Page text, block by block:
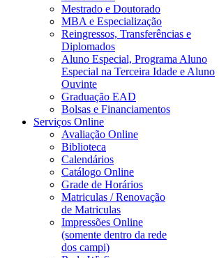
Mestrado e Doutorado
MBA e Especialização
Reingressos, Transferências e
Diplomados
Aluno Especial, Programa Aluno
Especial na Terceira Idade e Aluno
Ouvinte
Graduação EAD
Bolsas e Financiamentos
Serviços Online
Avaliação Online
Biblioteca
Calendários
Catálogo Online
Grade de Horários
Matriculas / Renovação
de Matriculas
Impressões Online
(somente dentro da rede
dos campi)